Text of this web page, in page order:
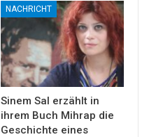
NACHRICHT
Sinem Sal erzählt in
ihrem Buch Mihrap die
Geschichte eines